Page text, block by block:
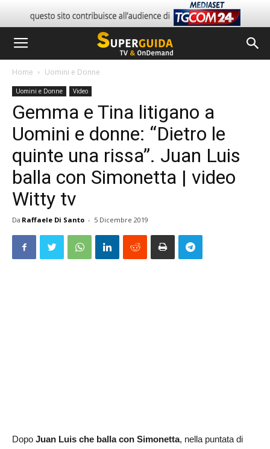
Home Uomini e Donne
Uomini e Donne Video
Gemma e Tina litigano a
Uomini e donne: “Dietro le
quinte una rissa”. Juan Luis
balla con Simonetta | video
Witty tv
Da Raffaele Di Santo - 5 Dicembre 2019
Dopo Juan Luis che balla con Simonetta, nella puntata di